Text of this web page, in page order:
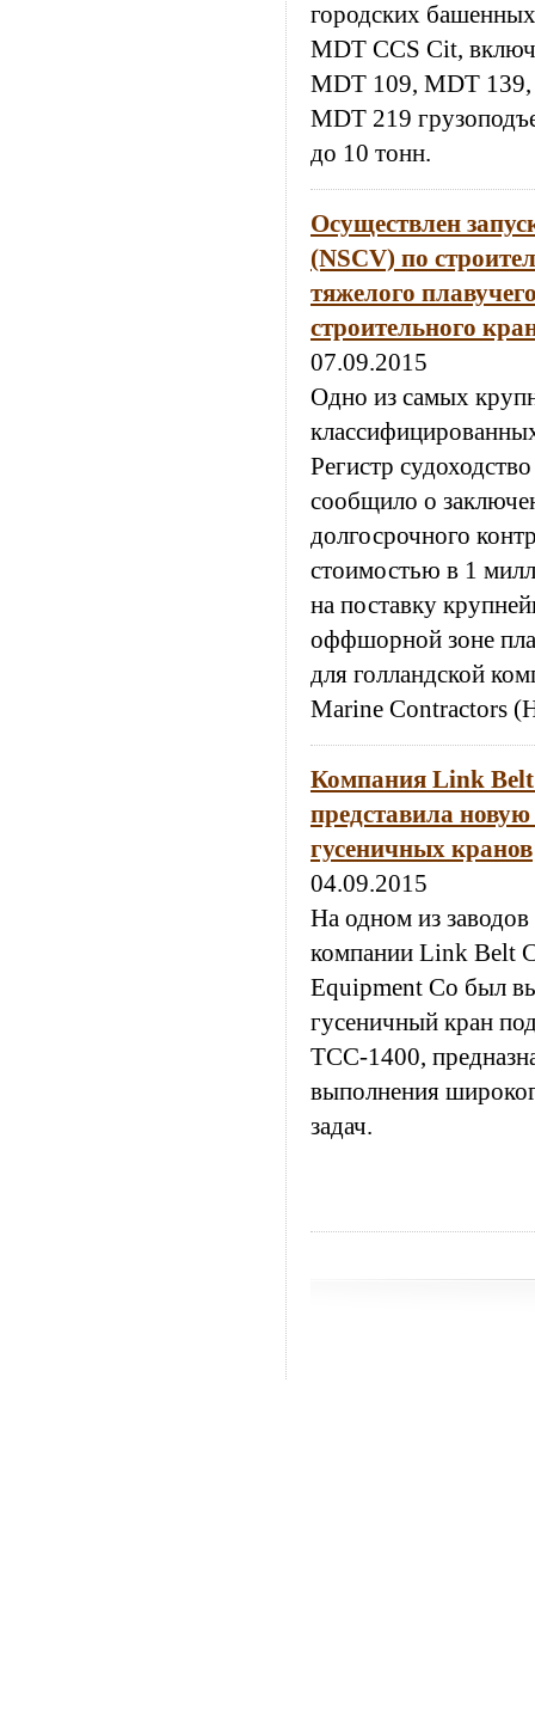
городских
MDT CCS Cit,
MDT 109, MDT
MDT 219
до 10 тонн.
Осуществлен
(NSCV) по
тяжелого
строительного
07.09.2015
Одно из самых
Регистр
сообщило о
долгосрочного
стоимостью в 1
на поставку
оффшорной зоне
для голландской
Marine Contractors
Компания Link Belt
представила
гусеничных кранов
04.09.2015
На одном из
компании Link Belt
Equipment Co был
гусеничный кран
ТСС-1400,
выполнения
задач.